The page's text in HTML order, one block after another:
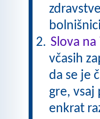
Slova na
včasih
da se je
gre, vsaj
enkrat